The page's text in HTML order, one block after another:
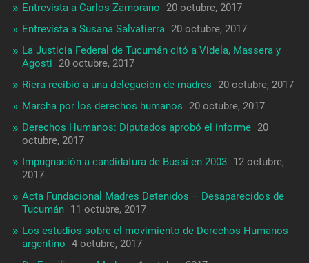
Entrevista a Carlos Zamorano
20 octubre, 2017
Entrevista a Susana Salvatierra 20 octubre, 2017
La Justicia Federal de Tucumán citó a Videla, Massera y
Agosti
20 octubre, 2017
Riera recibió a una delegación de madres
20 octubre, 2017
Marcha por los derechos humanos
20 octubre, 2017
Derechos Humanos: Diputados aprobó el informe 20
octubre, 2017
Impugnación a candidatura de Bussi en 2003 12 octubre,
2017
Acta Fundacional Madres Detenidos – Desaparecidos de
Tucumán 11 octubre, 2017
Los estudios sobre el movimiento de Derechos Humanos
argentino 4 octubre, 2017